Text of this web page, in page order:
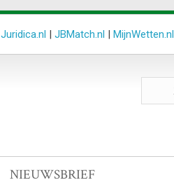
Juridica.nl | JBMatch.nl | MijnWetten.nl
NIEUWSBRIEF